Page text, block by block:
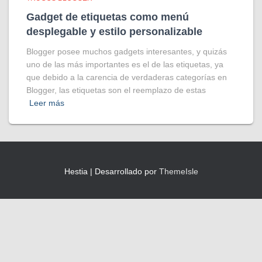
Gadget de etiquetas como menú
desplegable y estilo personalizable
Blogger posee muchos gadgets interesantes, y quizás
uno de las más importantes es el de las etiquetas, ya
que debido a la carencia de verdaderas categorías en
Blogger, las etiquetas son el reemplazo de estas
Leer más
Hestia | Desarrollado por ThemeIsle